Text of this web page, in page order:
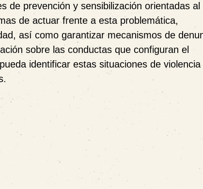
de prevención y sensibilización orientadas al
de actuar frente a esta problemática,
así como garantizar mecanismos de
sobre las conductas que configuran el
identificar estas situaciones de